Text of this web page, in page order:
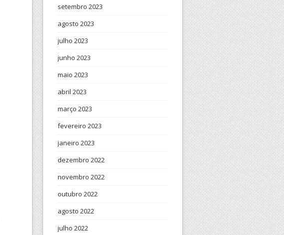
setembro 2023
agosto 2023
julho 2023
junho 2023
maio 2023
abril 2023
março 2023
fevereiro 2023
janeiro 2023
dezembro 2022
novembro 2022
outubro 2022
agosto 2022
julho 2022